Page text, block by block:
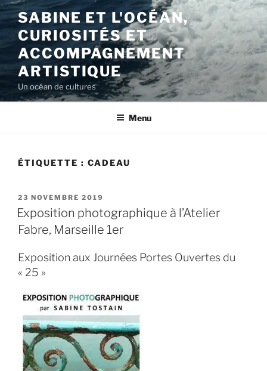
Aller
au
contenu
principal
SABINE ET L'OCÉAN,
CURIOSITÉS ET
ACCOMPAGNEMENT
ARTISTIQUE
Un océan de cultures
Menu
ÉTIQUETTE : CADEAU
PUBLIÉ
LE
23 NOVEMBRE 2019
Exposition photographique à l’Atelier
Fabre, Marseille 1er
Exposition aux Journées Portes Ouvertes du
« 25 »